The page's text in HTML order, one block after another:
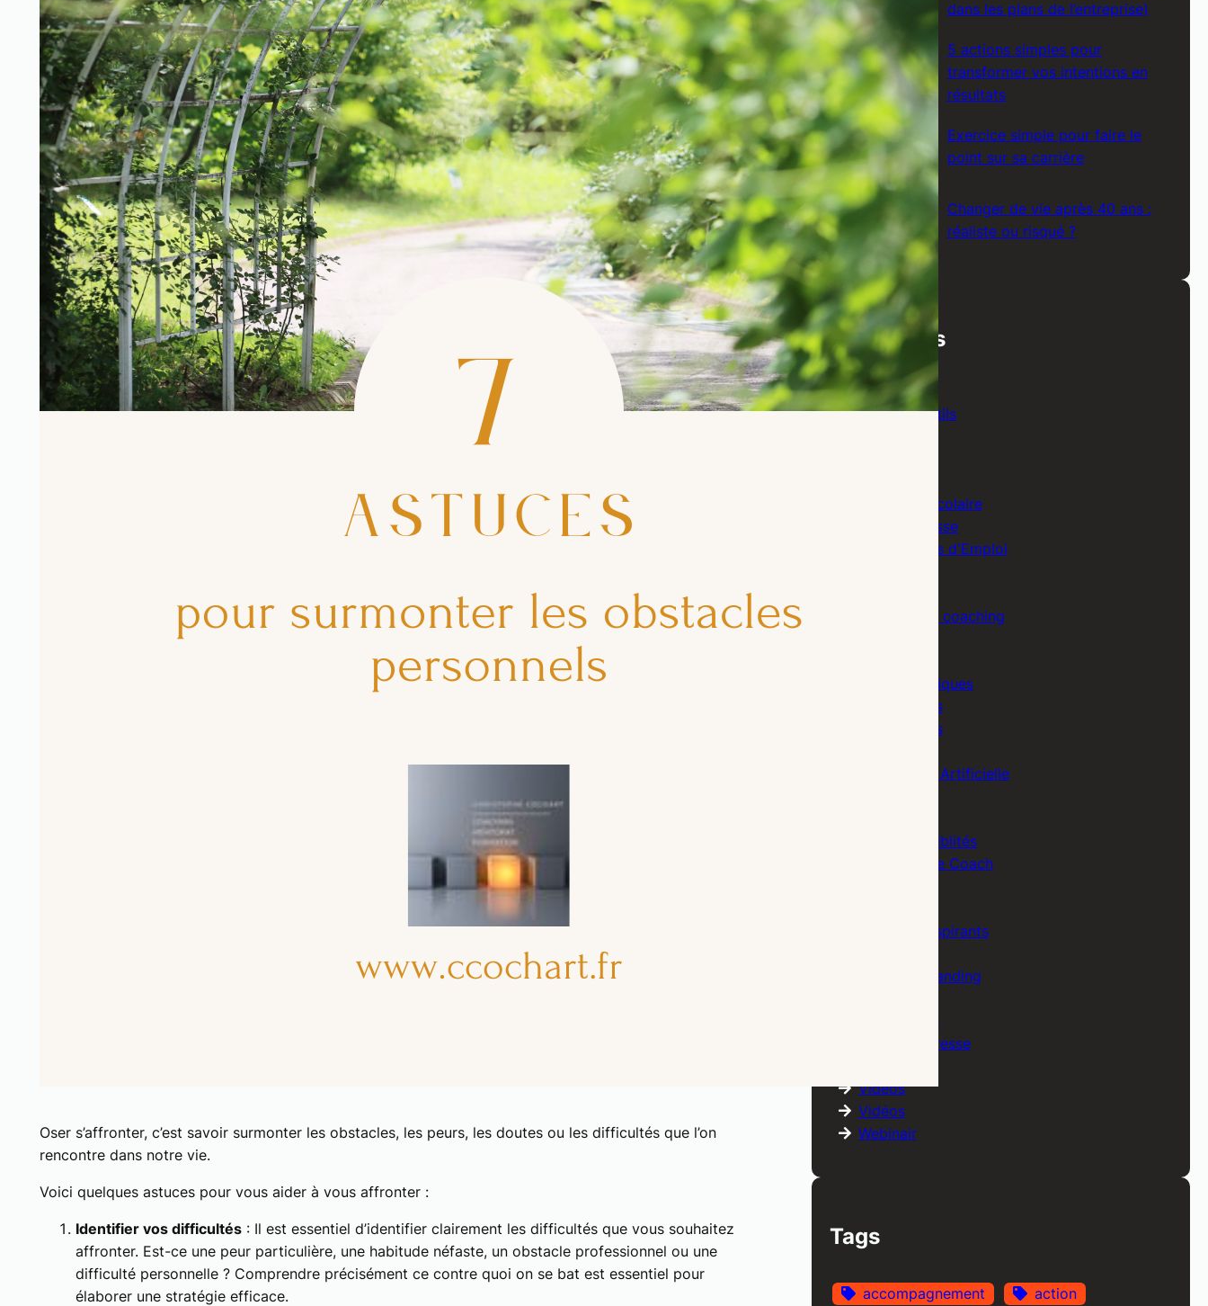
Oser s’affronter, c’est savoir surmonter les obstacles, les peurs, les doutes ou les difficultés que l’on
rencontre dans notre vie.
Voici quelques astuces pour vous aider à vous affronter :
Identifier vos difficultés : Il est essentiel d’identifier clairement les difficultés que vous souhaitez
affronter. Est-ce une peur particulière, une habitude néfaste, un obstacle professionnel ou une
difficulté personnelle ? Comprendre précisément ce contre quoi on se bat est essentiel pour
élaborer une stratégie efficace.
dans les plans de l’entreprise)
5 actions simples pour
transformer vos intentions en
résultats
Exercice simple pour faire le
point sur sa carrière
Changer de vie après 40 ans :
réaliste ou risqué ?
Categories
Argenteuil
Boîtes à Outils
Coaching Scolaire
Dans la presse
Demandeurs d'Emploi
Exercice de coaching
Guides Pratiques
Infographies
Infographies
Intelligence Artificielle
Mes disponiblités
Mon blog de Coach
Parcours inspirants
Personal Branding
Prospective
Revue de Presse
Vidéos
Vidéos
Webinair
Tags
accompagnement
action